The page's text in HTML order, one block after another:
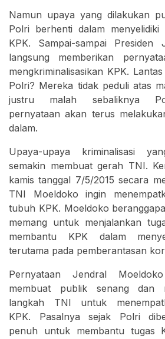
Namun upaya yang dilakukan
Polri berhenti dalam
KPK. Sampai-sampai Presiden
langsung memberikan
mengkriminalisasikan KPK.
Polri? Mereka tidak peduli atas
justru malah sebaliknya
pernyataan akan terus
dalam.
Upaya-upaya kriminalisasi
semakin membuat gerah TNI.
kamis tanggal 7/5/2015 secara
TNI Moeldoko ingin
tubuh KPK. Moeldoko
memang untuk menjalankan
membantu KPK dalam
terutama pada pemberantasan
Pernyataan Jendral
membuat publik senang dan
langkah TNI untuk
KPK. Pasalnya sejak Polri
penuh untuk membantu tugas